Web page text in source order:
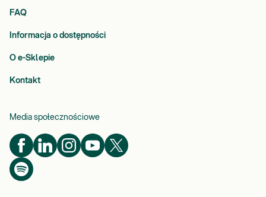
FAQ
Informacja o dostępności
O e-Sklepie
Kontakt
Media społecznościowe